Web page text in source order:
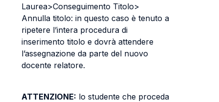
Laurea>Conseguimento Titolo>
Annulla titolo: in questo caso è tenuto a
ripetere l’intera procedura di
inserimento titolo e dovrà attendere
l’assegnazione da parte del nuovo
docente relatore.
ATTENZIONE: lo studente che proceda